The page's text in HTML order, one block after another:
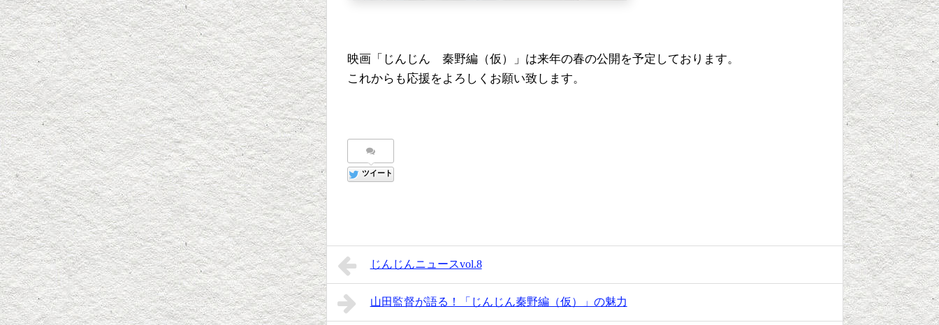
映画「じんじん 秦野編（仮）」は来年の春の公開を予定しております。
これからも応援をよろしくお願い致します。
ツイート
じんじんニュースvol.8
山田監督が語る！「じんじん秦野編（仮）」の魅力